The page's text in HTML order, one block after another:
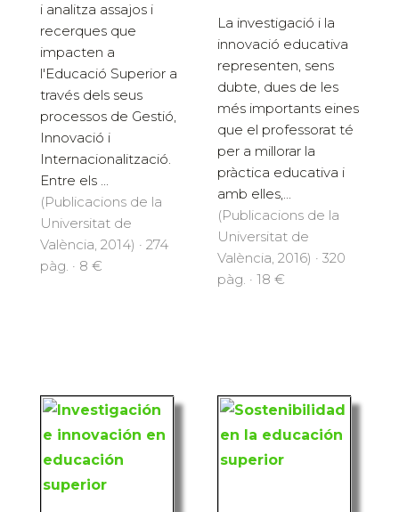
i analitza assajos i
recerques que
impacten a
l'Educació Superior a
través dels seus
processos de Gestió,
Innovació i
Internacionalització.
Entre els ...
(Publicacions de la
Universitat de
València, 2014) · 274
pàg. · 8 €
La investigació i la
innovació educativa
representen, sens
dubte, dues de les
més importants eines
que el professorat té
per a millorar la
pràctica educativa i
amb elles,...
(Publicacions de la
Universitat de
València, 2016) · 320
pàg. · 18 €